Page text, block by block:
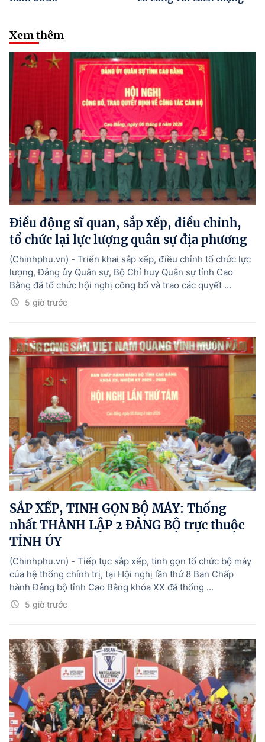
Xem thêm
Điều động sĩ quan, sắp xếp, điều chỉnh,
tổ chức lại lực lượng quân sự địa phương
5 giờ trước
(Chinhphu.vn) - Triển khai sắp xếp, điều chỉnh tổ chức lực
lượng, Đảng ủy Quân sự, Bộ Chỉ huy Quân sự tỉnh Cao
Bằng đã tổ chức hội nghị công bố và trao các quyết ...
SẮP XẾP, TINH GỌN BỘ MÁY: Thống
nhất THÀNH LẬP 2 ĐẢNG BỘ trực thuộc
TỈNH ỦY
5 giờ trước
(Chinhphu.vn) - Tiếp tục sắp xếp, tinh gọn tổ chức bộ máy
của hệ thống chính trị, tại Hội nghị lần thứ 8 Ban Chấp
hành Đảng bộ tỉnh Cao Bằng khóa XX đã thống ...